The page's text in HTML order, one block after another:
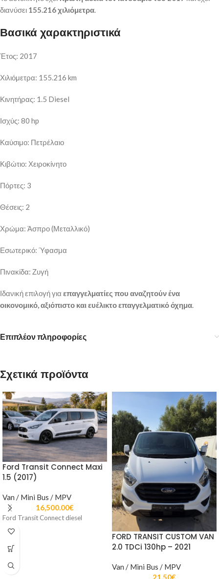
διανύσει 155.216 χιλιόμετρα.
Βασικά χαρακτηριστικά
Έτος: 2017
Χιλιόμετρα: 155.216 km
Κινητήρας: 1.5 Diesel
Ισχύς: 80 hp
Καύσιμο: Πετρέλαιο
Κιβώτιο: Χειροκίνητο
Πόρτες: 3
Θέσεις: 2
Χρώμα: Άσπρο (Μεταλλικό)
Εσωτερικό: Ύφασμα
Πινακίδα: Ζυγή
Ιδανική επιλογή για επαγγελματίες που αναζητούν ένα
οικονομικό, αξιόπιστο και ευέλικτο επαγγελματικό όχημα.
Επιπλέον πληροφορίες
Σχετικά προϊόντα
Ford Transit Connect Maxi
1.5 (2017)
Van / Mini Bus / MPV
16,500.00€
Ford Transit Connect diesel
FORD TRANSIT CUSTOM VAN
2.0 TDCi 130hp – 2021
Van / Mini Bus / MPV
21.50€